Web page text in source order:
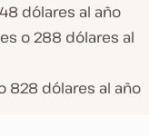
dólares al año
o 288 dólares al
828 dólares al año